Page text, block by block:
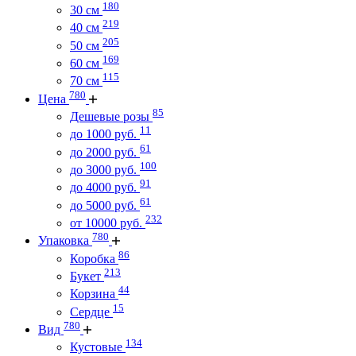
30 см 180
40 см 219
50 см 205
60 см 169
70 см 115
Цена 780
Дешевые розы 85
до 1000 руб. 11
до 2000 руб. 61
до 3000 руб. 100
до 4000 руб. 91
до 5000 руб. 61
от 10000 руб. 232
Упаковка 780
Коробка 86
Букет 213
Корзина 44
Сердце 15
Вид 780
Кустовые 134